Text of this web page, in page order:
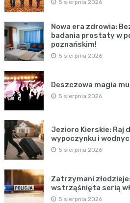
5 sierpnia 2026
Nowa era zdrowia:
badania prostaty w
poznańskim!
5 sierpnia 2026
Deszczowa magia
5 sierpnia 2026
Jezioro Kierskie: Raj
wypoczynku i
5 sierpnia 2026
Zatrzymani
wstrząśnięta serią
5 sierpnia 2026